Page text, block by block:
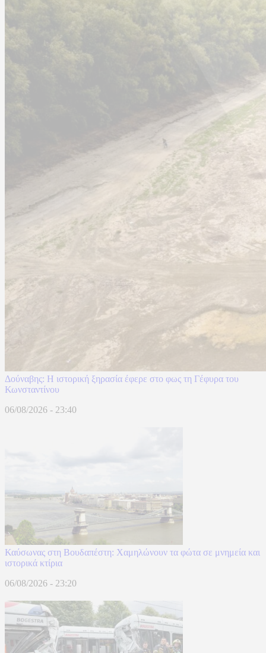
Δούναβης: Η ιστορική ξηρασία έφερε στο φως τη Γέφυρα του
Κωνσταντίνου
06/08/2026 - 23:40
Καύσωνας στη Βουδαπέστη: Χαμηλώνουν τα φώτα σε μνημεία και
ιστορικά κτίρια
06/08/2026 - 23:20